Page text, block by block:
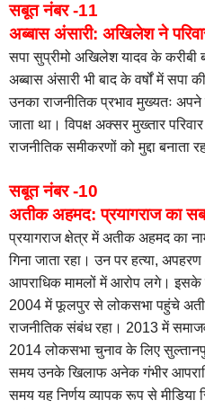
सबूत नंबर -11
अब्बास अंसारी: अखिलेश ने
सपा सुप्रीमो अखिलेश यादव के करीबी
अब्बास अंसारी भी बाद के वर्षों में
उनका राजनीतिक प्रभाव मुख्यतः अपने
जाता था। विपक्ष अक्सर मुख्तार
राजनीतिक समीकरणों को मुद्दा बनाता
सबूत नंबर -10
अतीक अहमद: प्रयागराज का
प्रयागराज क्षेत्र में अतीक अहमद का
गिना जाता रहा। उन पर हत्या,
आपराधिक मामलों में आरोप लगे।
2004 में फूलपुर से लोकसभा पहुंचे
राजनीतिक संबंध रहा। 2013 में
2014 लोकसभा चुनाव के लिए
समय उनके खिलाफ अनेक गंभीर
समय यह निर्णय व्यापक रूप से मीडिया